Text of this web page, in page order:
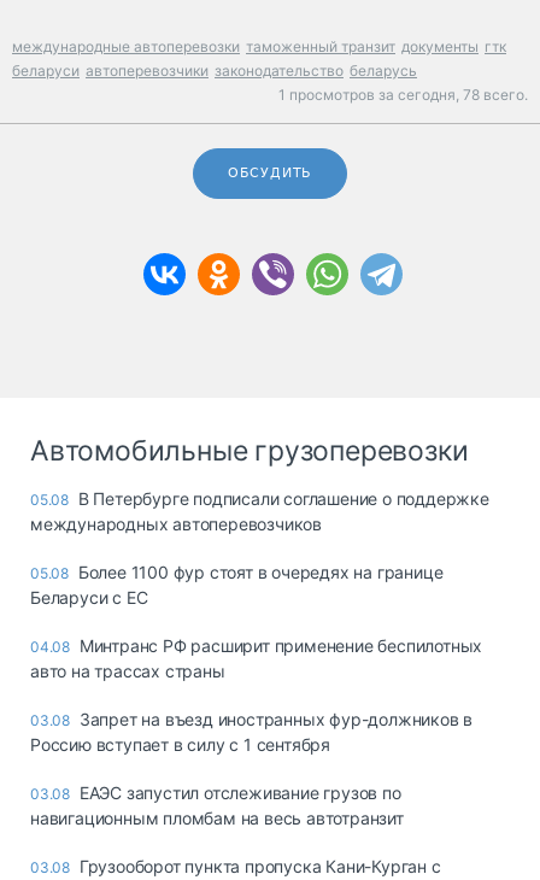
международные автоперевозки таможенный транзит документы гтк
беларуси автоперевозчики законодательство беларусь
1 просмотров за сегодня, 78 всего.
ОБСУДИТЬ
Автомобильные грузоперевозки
05.08 В Петербурге подписали соглашение о поддержке
международных автоперевозчиков
05.08 Более 1100 фур стоят в очередях на границе
Беларуси с ЕС
04.08 Минтранс РФ расширит применение беспилотных
авто на трассах страны
03.08 Запрет на въезд иностранных фур-должников в
Россию вступает в силу с 1 сентября
03.08 ЕАЭС запустил отслеживание грузов по
навигационным пломбам на весь автотранзит
03.08 Грузооборот пункта пропуска Кани-Курган с